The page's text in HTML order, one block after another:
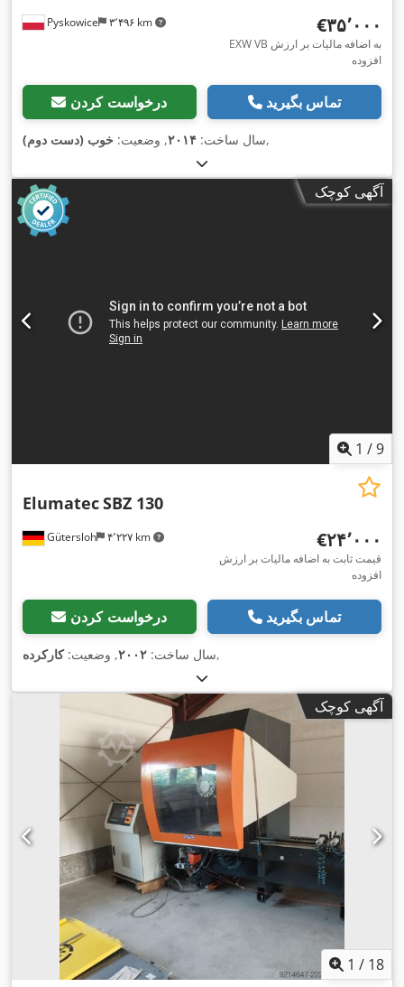
Pyskowice ۳٬۴۹۶ km ‎€۳۵٬۰۰۰
EXW VB به اضافه مالیات بر ارزش
افزوده
درخواست کردن تماس بگیرید
سال ساخت: ۲۰۱۴, وضعیت: خوب (دست دوم) ,
آگهی کوچک
1 /9
Gütersloh ۴٬۲۲۷ km
ElumatecSBZ 130
‎€۲۴٬۰۰۰
قیمت ثابت به اضافه مالیات بر ارزش
افزوده
درخواست کردن تماس بگیرید
سال ساخت: ۲۰۰۲, وضعیت:کارکرده ,
آگهی کوچک
1 / 18